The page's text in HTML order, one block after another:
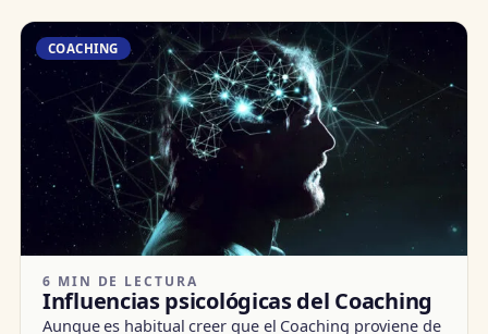
COACHING
6 MIN DE LECTURA
Influencias psicológicas del Coaching
Aunque es habitual creer que el Coaching proviene de